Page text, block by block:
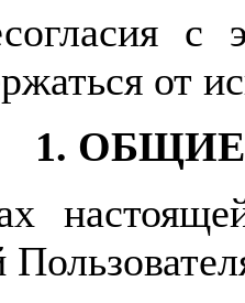
с
от
1.